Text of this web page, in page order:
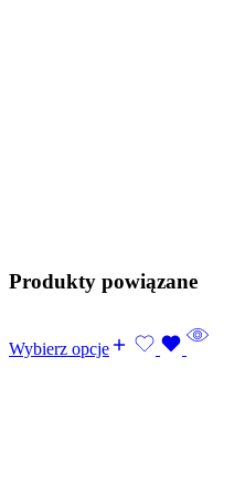
Produkty powiązane
Wybierz opcje